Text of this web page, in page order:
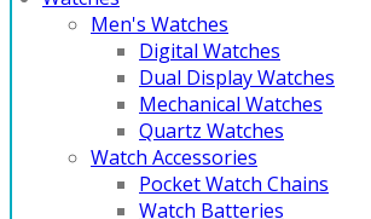
Men's Watches
Digital Watches
Dual Display Watches
Mechanical Watches
Quartz Watches
Watch Accessories
Pocket Watch Chains
Watch Batteries